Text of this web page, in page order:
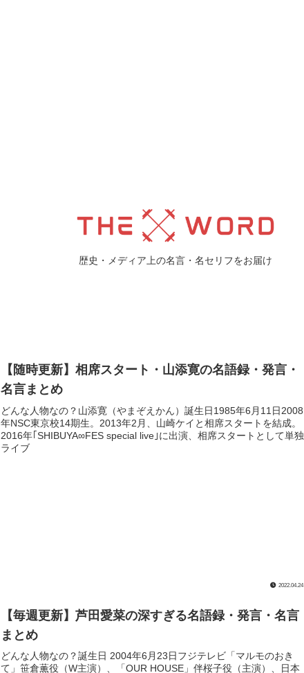
歴史・メディア上の名言・名セリフをお届け
【随時更新】相席スタート・山添寛の名語録・発言・
名言まとめ
どんな人物なの？山添寛（やまぞえかん）誕生日1985年6月11日2008
年NSC東京校14期生。2013年2月、山崎ケイと相席スタートを結成。
2016年｢SHIBUYA∞FES special live｣に出演、相席スタートとして単独
ライブ
2022.04.24
【毎週更新】芦田愛菜の深すぎる名語録・発言・名言
まとめ
どんな人物なの？誕生日 2004年6月23日フジテレビ「マルモのおき
て」笹倉薫役（W主演）、「OUR HOUSE」伴桜子役（主演）、日本